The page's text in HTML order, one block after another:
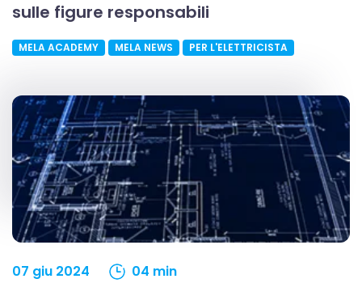
sulle figure responsabili
MELA ACADEMY MELA NEWS PER L'ELETTRICISTA
07 giu 2024 04 min